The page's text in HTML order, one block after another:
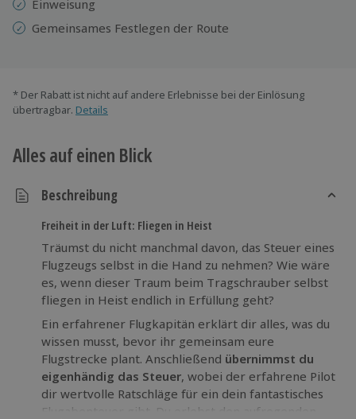
Einweisung
Gemeinsames Festlegen der Route
* Der Rabatt ist nicht auf andere Erlebnisse bei der Einlösung
übertragbar. Details
Alles auf einen Blick
Beschreibung
Freiheit in der Luft: Fliegen in Heist
Träumst du nicht manchmal davon, das Steuer eines
Flugzeugs selbst in die Hand zu nehmen? Wie wäre
es, wenn dieser Traum beim Tragschrauber selbst
fliegen in Heist endlich in Erfüllung geht?
Ein erfahrener Flugkapitän erklärt dir alles, was du
wissen musst, bevor ihr gemeinsam eure
Flugstrecke plant. Anschließend übernimmst du
eigenhändig das Steuer, wobei der erfahrene Pilot
dir wertvolle Ratschläge für ein dein fantastisches
Flugabenteuer gibt. Du erlebst den aufregenden